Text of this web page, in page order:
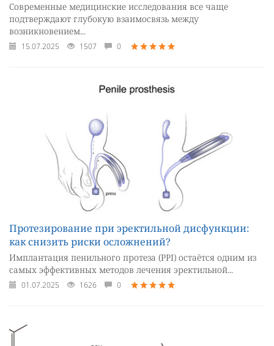
Современные медицинские исследования все чаще
подтверждают глубокую взаимосвязь между
возникновением...
15.07.2025 1507 0
Протезирование при эректильной дисфункции:
как снизить риски осложнений?
Имплантация пенильного протеза (PPI) остаётся одним из
самых эффективных методов лечения эректильной...
01.07.2025 1626 0